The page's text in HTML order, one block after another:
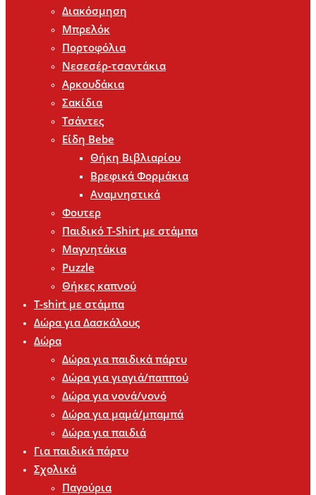
Διακόσμηση
Μπρελόκ
Πορτοφόλια
Νεσεσέρ-τσαντάκια
Αρκουδάκια
Σακίδια
Τσάντες
Είδη Bebe
Θήκη Βιβλιαρίου
Βρεφικά Φορμάκια
Αναμνηστικά
Φουτερ
Παιδικό T-Shirt με στάμπα
Μαγνητάκια
Puzzle
Θήκες καπνού
T-shirt με στάμπα
Δώρα για Δασκάλους
Δώρα
Δώρα για παιδικά πάρτυ
Δώρα για γιαγιά/παππού
Δώρα για νονά/νονό
Δώρα για μαμά/μπαμπά
Δώρα για παιδιά
Για παιδικά πάρτυ
Σχολικά
Παγούρια